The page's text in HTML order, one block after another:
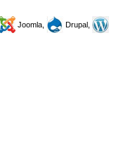
Joomla,
Drupal,